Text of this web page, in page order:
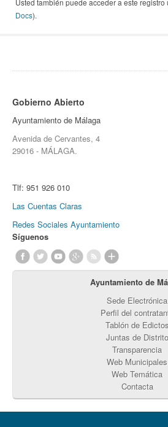
Usted también puede acceder a este
Docs).
Gobierno Abierto
Ayuntamiento de Málaga
Avenida de Cervantes, 4
29016 - MÁLAGA.
Tlf: 951 926 010
Las Cuentas Claras
Redes Sociales Ayuntamiento
Síguenos
Ayuntamiento de
Sede Electrónica
Perfil del
Tablón de Edictos
Juntas de Distrito
Transparencia
Web Municipales
Web Temática
Contacta